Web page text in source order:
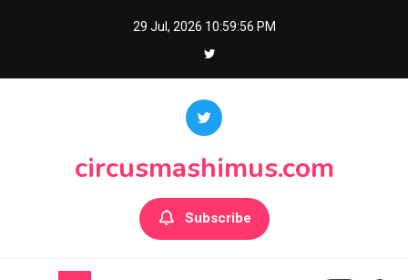
29 Jul, 2026 10:59:57 PM
circusmashimus.com
Subscribe